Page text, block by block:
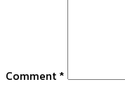
Comment *